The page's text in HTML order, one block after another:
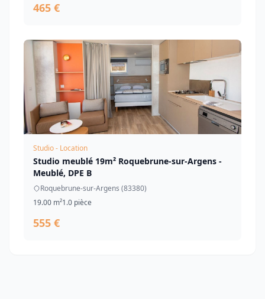
465 €
Studio - Location
Studio meublé 19m² Roquebrune-sur-Argens -
Meublé, DPE B
Roquebrune-sur-Argens (83380)
19.00 m²1.0 pièce
555 €